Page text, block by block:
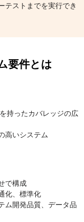
テストまでを実行でき
要件とは
持ったカバレッジの広
高いシステム
で構成
化、標準化
ム開発品質、データ品